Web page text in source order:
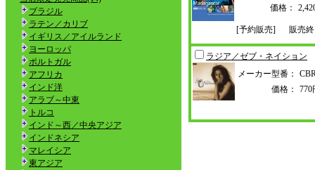
ブラジル
ラテン／カリブ
イギリス／アイルランド
ヨーロッパ
ポルトガル
アフリカ
インド洋
アラブ～中東
トルコ
インド～西／中央アジア
インドネシア
マレイシア
東アジア
価格：
[予約販売] 販売
ラジア／ゼブ・ネイション
メーカー型番：
価格：
770